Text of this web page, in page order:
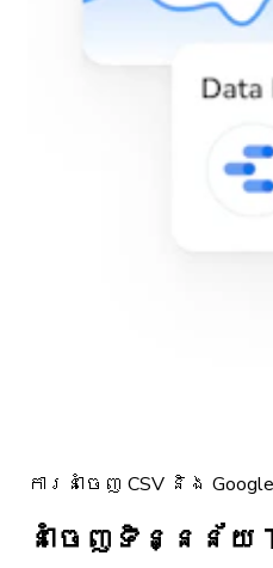
ការនាំចេញ CSV និង
នាំចេញទិន្នន័យ